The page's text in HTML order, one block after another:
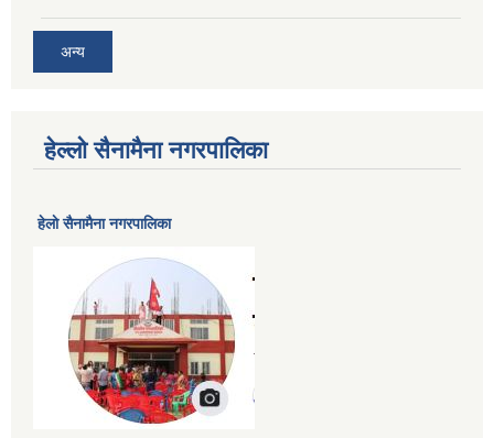
अन्य
हेल्लो सैनामैना नगरपालिका
हेलाे सैनामैना नगरपालिका